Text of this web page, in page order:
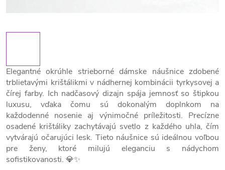
Elegantné okrúhle strieborné dámske náušnice zdobené
trblietavými krištálikmi v nádhernej kombinácii tyrkysovej a
čírej farby. Ich nadčasový dizajn spája jemnosť so štipkou
luxusu, vďaka čomu sú dokonalým doplnkom na
každodenné nosenie aj výnimočné príležitosti. Precízne
osadené krištáliky zachytávajú svetlo z každého uhla, čím
vytvárajú očarujúci lesk. Tieto náušnice sú ideálnou voľbou
pre ženy, ktoré milujú eleganciu s nádychom
sofistikovanosti. 💎✨